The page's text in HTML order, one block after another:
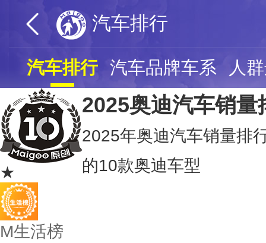
汽车排行
汽车排行 汽车品牌车系 人
★
2025奥迪汽车销量
2025年奥迪汽车销量排
的10款奥迪车型
M生活榜